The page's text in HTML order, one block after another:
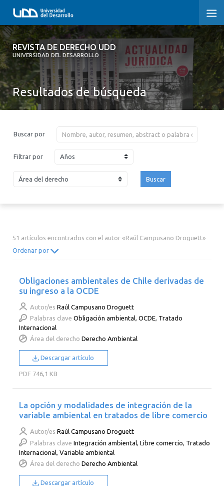
REVISTA DE DERECHO UDD
UNIVERSIDAD DEL DESARROLLO
REVISTA DE DERECHO UDD
INICIO
ACERCA DE LA REVISTA
CONVOCATORIA
CONTACTO Y SUSCRIPCIÓN
Resultados de búsqueda
Buscar por
Filtrar por Años
2002 2001 2000
Buscar
51 artículos encontrados con el autor «Raúl Campusano Droguett»
Ordenar por
Obligaciones ambientales de Chile derivadas de
su ingreso a la OCDE
Autor/es Raúl Campusano Droguett
Palabras clave Obligación ambiental,OCDE, Tratado
Internacional
Área del derecho Derecho Ambiental
Descargar artículo
PDF 746,1 KB
La opción y modalidades de integración de la
variable ambiental en tratados de libre comercio
Autor/es Raúl Campusano Droguett
Palabras clave Integración ambiental ,Libre comercio Tratado
Internacional ,Variable ambiental
Área del derecho Derecho Ambiental
Descargar artículo